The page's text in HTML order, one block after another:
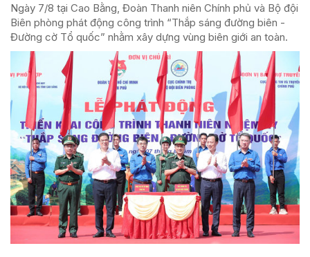
Ngày 7/8 tại Cao Bằng, Đoàn Thanh niên Chính phủ và Bộ đội
Biên phòng phát động công trình “Thắp sáng đường biên -
Đường cờ Tổ quốc” nhằm xây dựng vùng biên giới an toàn.